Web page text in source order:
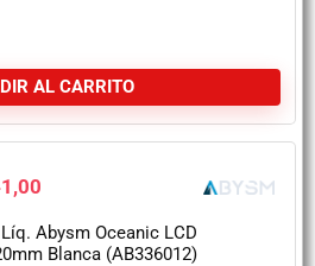
AL CARRITO
Abysm Oceanic LCD
Blanca (AB336012)